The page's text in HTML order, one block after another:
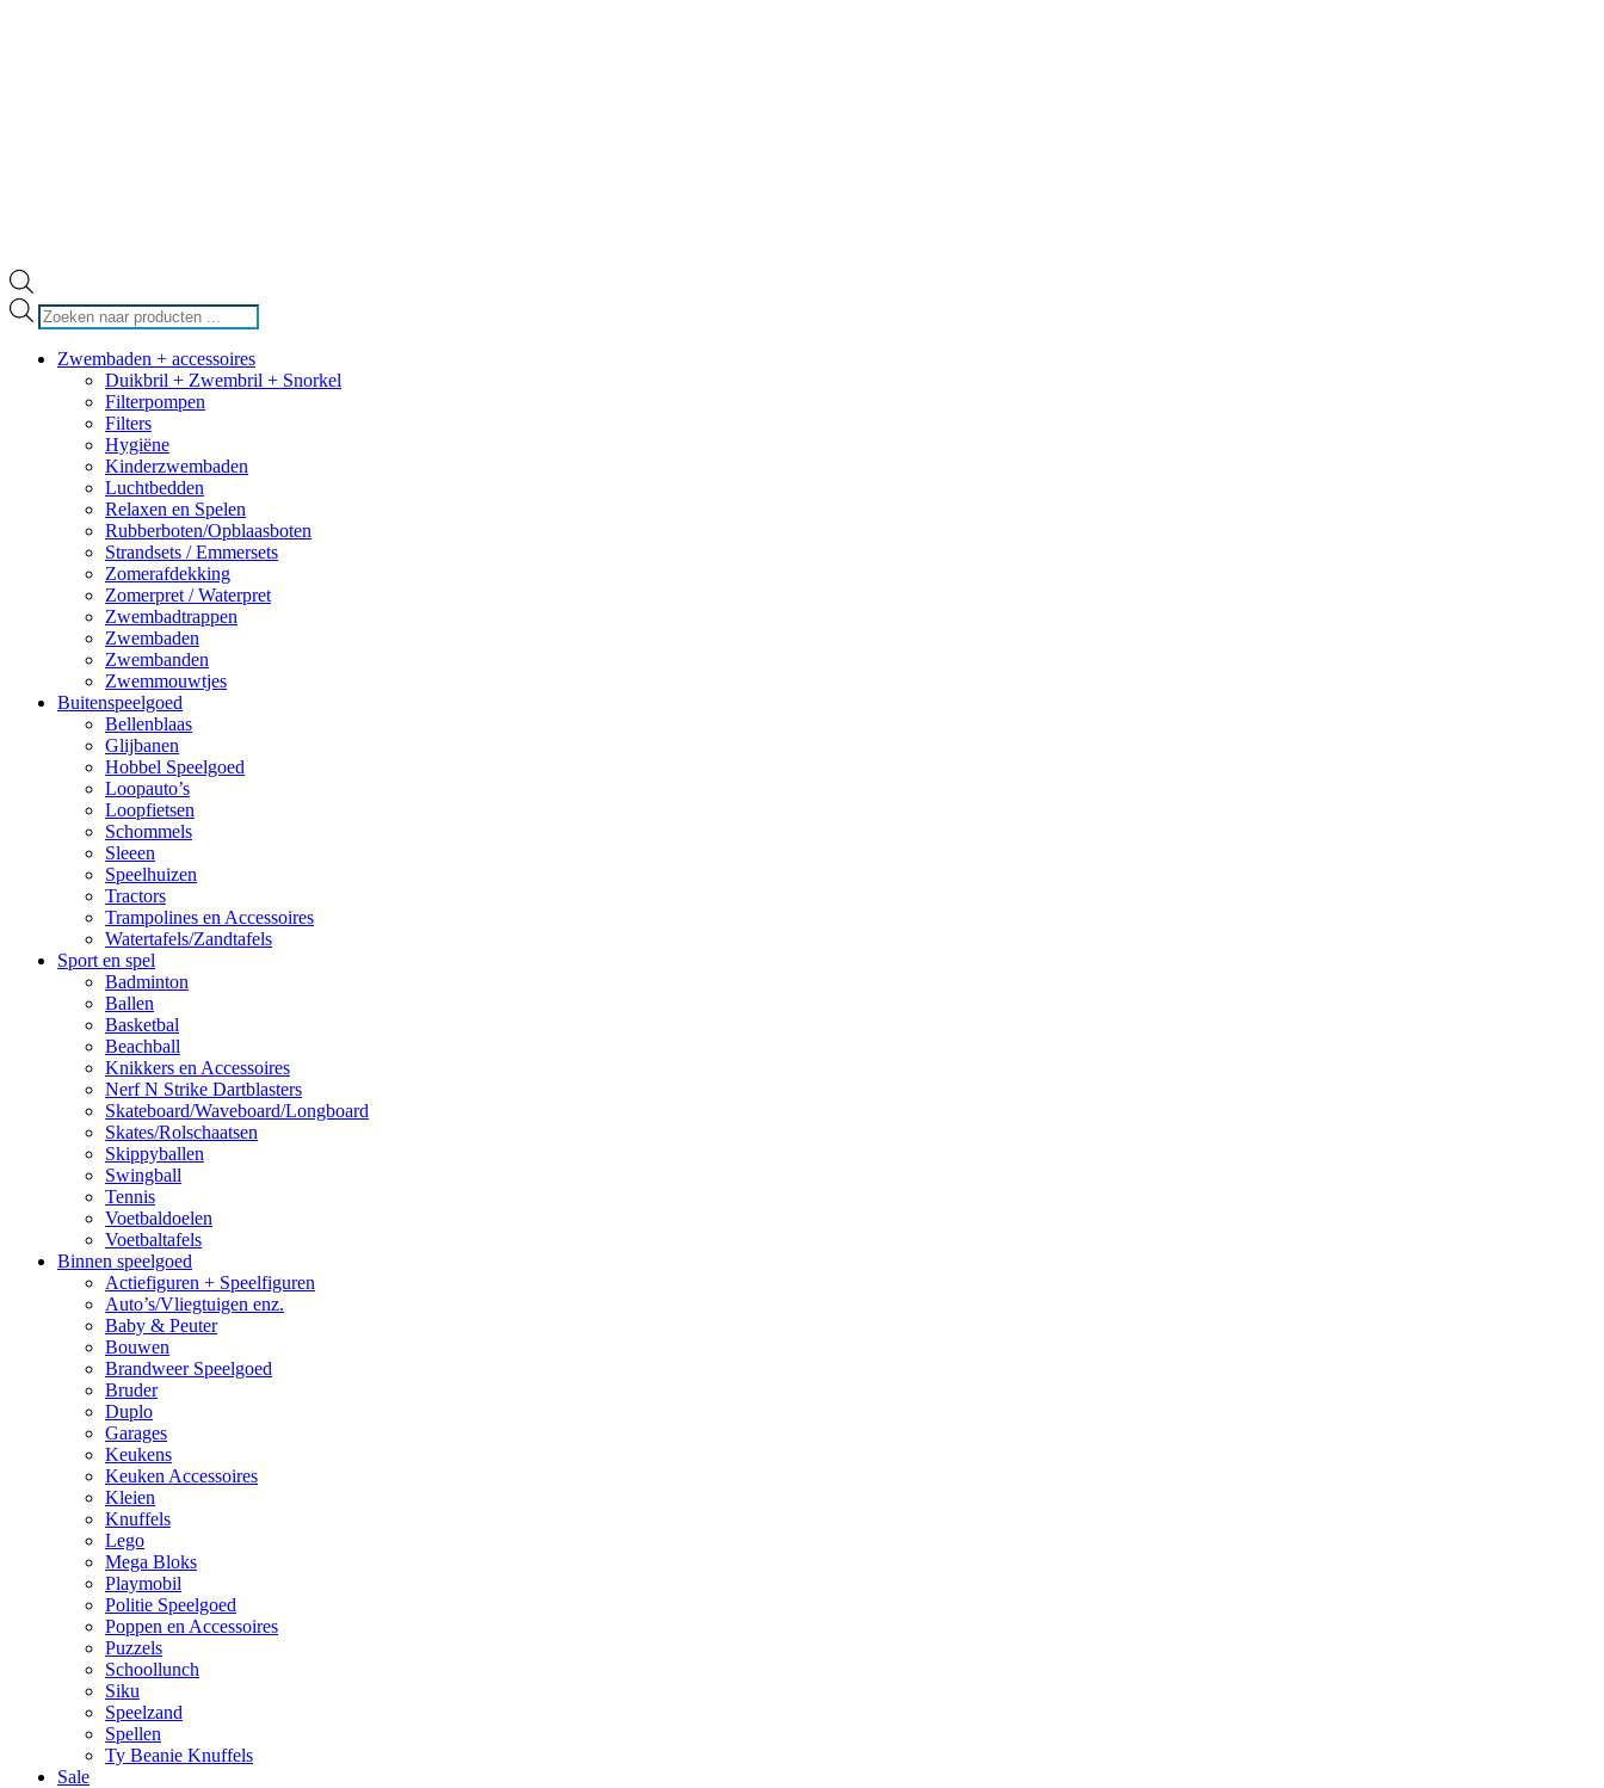
Producten
zoeken
Zwembaden + accessoires
Duikbril + Zwembril + Snorkel
Filterpompen
Filters
Hygiëne
Kinderzwembaden
Luchtbedden
Relaxen en Spelen
Rubberboten/Opblaasboten
Strandsets / Emmersets
Zomerafdekking
Zomerpret / Waterpret
Zwembadtrappen
Zwembaden
Zwembanden
Zwemmouwtjes
Buitenspeelgoed
Bellenblaas
Glijbanen
Hobbel Speelgoed
Loopauto’s
Loopfietsen
Schommels
Sleeen
Speelhuizen
Tractors
Trampolines en Accessoires
Watertafels/Zandtafels
Sport en spel
Badminton
Ballen
Basketbal
Beachball
Knikkers en Accessoires
Nerf N Strike Dartblasters
Skateboard/Waveboard/Longboard
Skates/Rolschaatsen
Skippyballen
Swingball
Tennis
Voetbaldoelen
Voetbaltafels
Binnen speelgoed
Actiefiguren + Speelfiguren
Auto’s/Vliegtuigen enz.
Baby & Peuter
Bouwen
Brandweer Speelgoed
Bruder
Duplo
Garages
Keukens
Keuken Accessoires
Kleien
Knuffels
Lego
Mega Bloks
Playmobil
Politie Speelgoed
Poppen en Accessoires
Puzzels
Schoollunch
Siku
Speelzand
Spellen
Ty Beanie Knuffels
Sale